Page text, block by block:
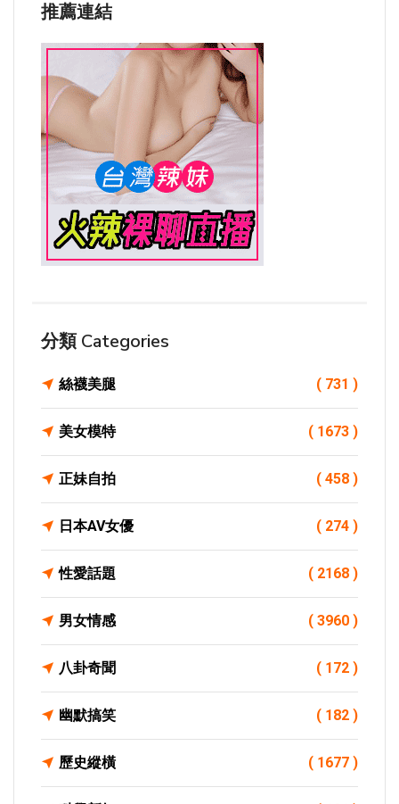
推薦連結
分類 Categories
絲襪美腿 ( 731 )
美女模特 ( 1673 )
正妹自拍 ( 458 )
日本AV女優 ( 274 )
性愛話題 ( 2168 )
男女情感 ( 3960 )
八卦奇聞 ( 172 )
幽默搞笑 ( 182 )
歷史縱橫 ( 1677 )